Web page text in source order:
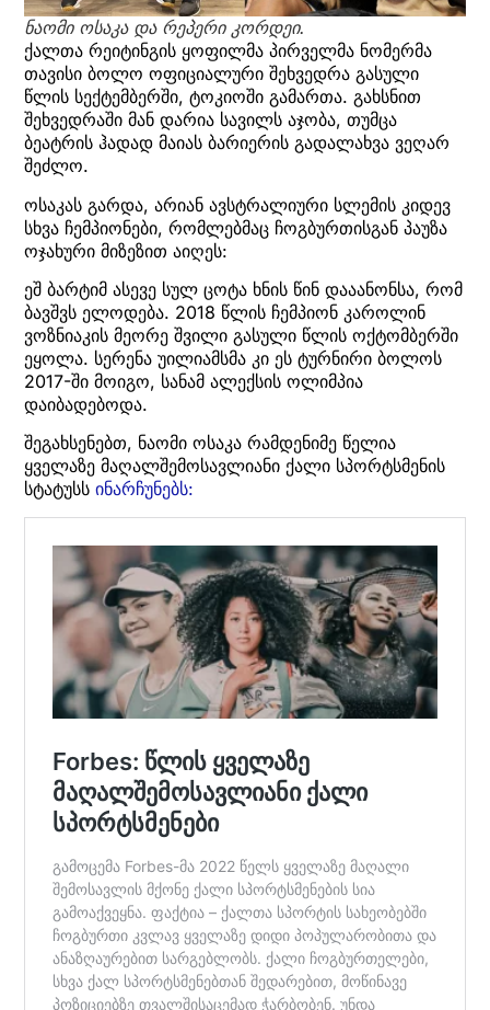
ნაომი ოსაკა და რეპერი კორდეი.
ქალთა რეიტინგის ყოფილმა პირველმა ნომერმა
თავისი ბოლო ოფიციალური შეხვედრა გასული
წლის სექტემბერში, ტოკიოში გამართა. გახსნით
შეხვედრაში მან დარია სავილს აჯობა, თუმცა
ბეატრის ჰადად მაიას ბარიერის გადალახვა ვეღარ
შეძლო.
ოსაკას გარდა, არიან ავსტრალიური სლემის კიდევ
სხვა ჩემპიონები, რომლებმაც ჩოგბურთისგან პაუზა
ოჯახური მიზეზით აიღეს:
ეშ ბარტიმ ასევე სულ ცოტა ხნის წინ დააანონსა, რომ
ბავშვს ელოდება. 2018 წლის ჩემპიონ კაროლინ
ვოზნიაკის მეორე შვილი გასული წლის ოქტომბერში
ეყოლა. სერენა უილიამსმა კი ეს ტურნირი ბოლოს
2017-ში მოიგო, სანამ ალექსის ოლიმპია
დაიბადებოდა.
შეგახსენებთ, ნაომი ოსაკა რამდენიმე წელია
ყველაზე მაღალშემოსავლიანი ქალი სპორტსმენის
სტატუსს ინარჩუნებს: